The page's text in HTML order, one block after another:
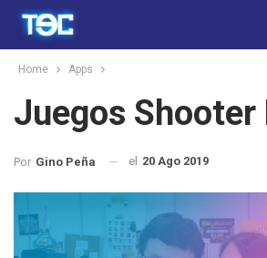
Home Apps
Juegos Shooter
Por Gino Peña el 20 Ago 2019